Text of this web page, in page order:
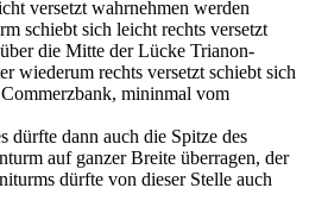
versetzt wahrnehmen werden
schiebt sich leicht rechts versetzt
die Mitte der Lücke Trianon-
wiederum rechts versetzt schiebt sich
mininmal vom
dürfte dann auch die Spitze des
auf ganzer Breite überragen, der
dürfte von dieser Stelle auch